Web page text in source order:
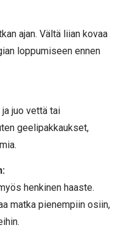
ajan. Vältä liian kovaa
loppumiseen ennen
juo vettä tai
geelipakkaukset,
henkinen haaste.
matka pienempiin osiin,